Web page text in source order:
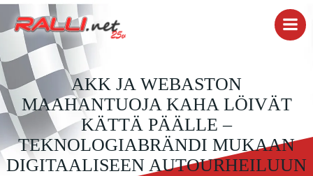
AKK JA WEBASTON
MAAHANTUOJA KAHA LÖIVÄT
KÄTTÄ PÄÄLLE –
TEKNOLOGIABRÄNDI MUKAAN
DIGITAALISEEN AUTOURHEILUUN